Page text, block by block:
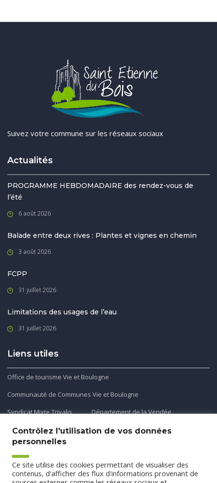
Suivez votre commune sur les réseaux sociaux
Actualités
PROGRAMME HEBDOMADAIRE des rendez-vous de
l’été
6 août 2026
Balade entre deux rives : Plantes et vignes en chemin
3 août 2026
FCPP
31 juillet 2026
Limitations des usages de l’eau
31 juillet 2026
Liens utiles
Office de tourisme Vie et Boulogne
Communauté de Communes Vie et Boulogne
Syndicat Mixte Trivalis
Département de la Vendée
Application mobile
Découvrez et téléchargez l'application gratuite mobile Ma
Contrôlez l'utilisation de vos données
personnelles
Ce site utilise des cookies permettant de visualiser des
contenus, d'afficher des flux d'informations provenant de